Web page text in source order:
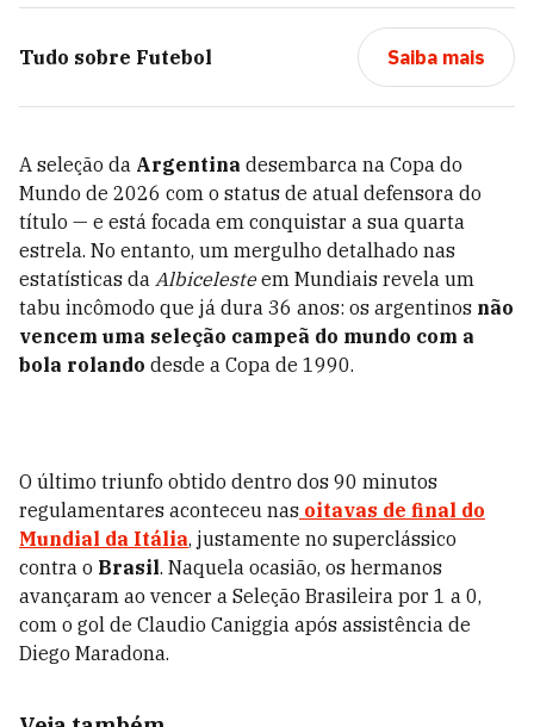
Tudo sobre Futebol Saiba mais
A seleção da Argentina desembarca na Copa do
Mundo de 2026 com o status de atual defensora do
título — e está focada em conquistar a sua quarta
estrela. No entanto, um mergulho detalhado nas
estatísticas da Albicelesteem Mundiais revela um
tabu incômodo que já dura 36 anos: os argentinos não
vencem uma seleção campeã do mundo com a
bola rolando desde a Copa de 1990.
O último triunfo obtido dentro dos 90 minutos
regulamentares aconteceu nas oitavas de final do
Mundial da Itália, justamente no superclássico
contra o Brasil. Naquela ocasião, os hermanos
avançaram ao vencer a Seleção Brasileira por 1 a 0,
com o gol de Claudio Caniggia após assistência de
Diego Maradona.